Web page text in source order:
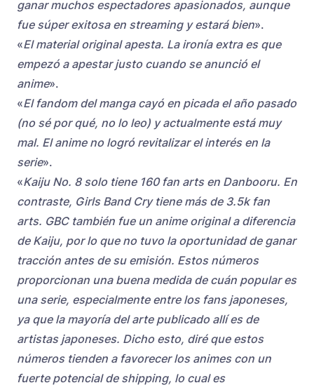
ganar muchos espectadores apasionados, aunque
fue súper exitosa en streaming y estará bien».
«El material original apesta. La ironía extra es que
empezó a apestar justo cuando se anunció el
anime».
«El fandom del manga cayó en picada el año pasado
(no sé por qué, no lo leo) y actualmente está muy
mal. El anime no logró revitalizar el interés en la
serie».
«Kaiju No. 8 solo tiene 160 fan arts en Danbooru. En
contraste, Girls Band Cry tiene más de 3.5k fan
arts. GBC también fue un anime original a diferencia
de Kaiju, por lo que no tuvo la oportunidad de ganar
tracción antes de su emisión. Estos números
proporcionan una buena medida de cuán popular es
una serie, especialmente entre los fans japoneses,
ya que la mayoría del arte publicado allí es de
artistas japoneses. Dicho esto, diré que estos
números tienden a favorecer los animes con un
fuerte potencial de shipping, lo cual es